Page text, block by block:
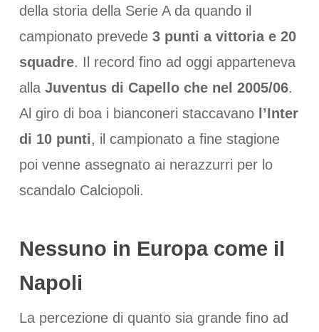
della storia della Serie A da quando il
campionato prevede 3 punti a vittoria e 20
squadre. Il record fino ad oggi apparteneva
alla Juventus di Capello che nel 2005/06.
Al giro di boa i bianconeri staccavano l’Inter
di 10 punti, il campionato a fine stagione
poi venne assegnato ai nerazzurri per lo
scandalo Calciopoli.
Nessuno in Europa come il
Napoli
La percezione di quanto sia grande fino ad